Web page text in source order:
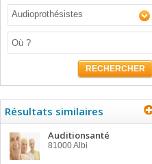
Audioprothésistes
RECHERCHER
Résultats similaires
Auditionsanté
81000Albi